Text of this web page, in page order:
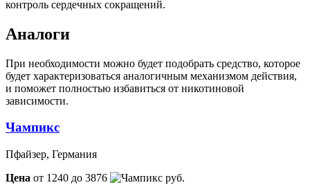
контроль сердечных сокращений.
Аналоги
При необходимости можно будет подобрать средство, которое
будет характеризоваться аналогичным механизмом действия,
и поможет полностью избавиться от никотиновой
зависимости.
Чампикс
Пфайзер, Германия
Цена от 1240 до 3876
руб.